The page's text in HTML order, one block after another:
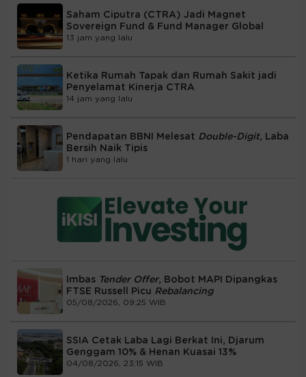
Saham Ciputra (CTRA) Jadi Magnet
Sovereign Fund & Fund Manager Global
13 jam yang lalu
Ketika Rumah Tapak dan Rumah Sakit jadi
Penyelamat Kinerja CTRA
14 jam yang lalu
Pendapatan BBNI Melesat Double-Digit, Laba
Bersih Naik Tipis
1 hari yang lalu
Imbas Tender Offer, Bobot MAPI Dipangkas
FTSE Russell Picu Rebalancing
05/08/2026, 09:25 WIB
SSIA Cetak Laba Lagi Berkat Ini, Djarum
Genggam 10% & Henan Kuasai 13%
04/08/2026, 23:15 WIB